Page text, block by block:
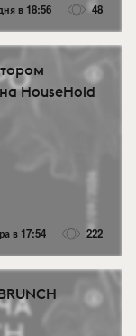
в 18:56 48
HouseHold
в 17:54 222